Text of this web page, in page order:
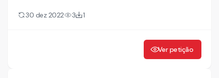
30 dez 2022 3 1
Ver petição